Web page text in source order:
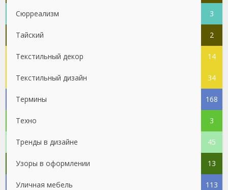
Сюрреализм 3
Тайский 2
Текстильный декор 14
Текстильный дизайн 34
Термины 168
Техно 3
Тренды в дизайне 45
Узоры в оформлении 13
Уличная мебель 113